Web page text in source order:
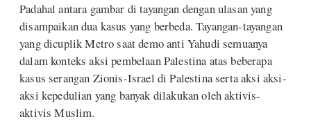
Padahal antara gambar di tayangan dengan ulasan yang
disampaikan dua kasus yang berbeda. Tayangan-tayangan
yang dicuplik Metro saat demo anti Yahudi semuanya
dalam konteks aksi pembelaan Palestina atas beberapa
kasus serangan Zionis-Israel di Palestina serta aksi aksi-
aksi kepedulian yang banyak dilakukan oleh aktivis-
aktivis Muslim.